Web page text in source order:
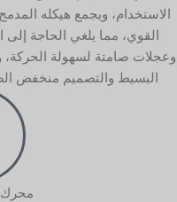
الاستخدام، ويجمع هيكله
القوي، مما يلغي الحاجة إلى
وعجلات صامتة لسهولة الحركة،
البسيط والتصميم منخفض
محرك